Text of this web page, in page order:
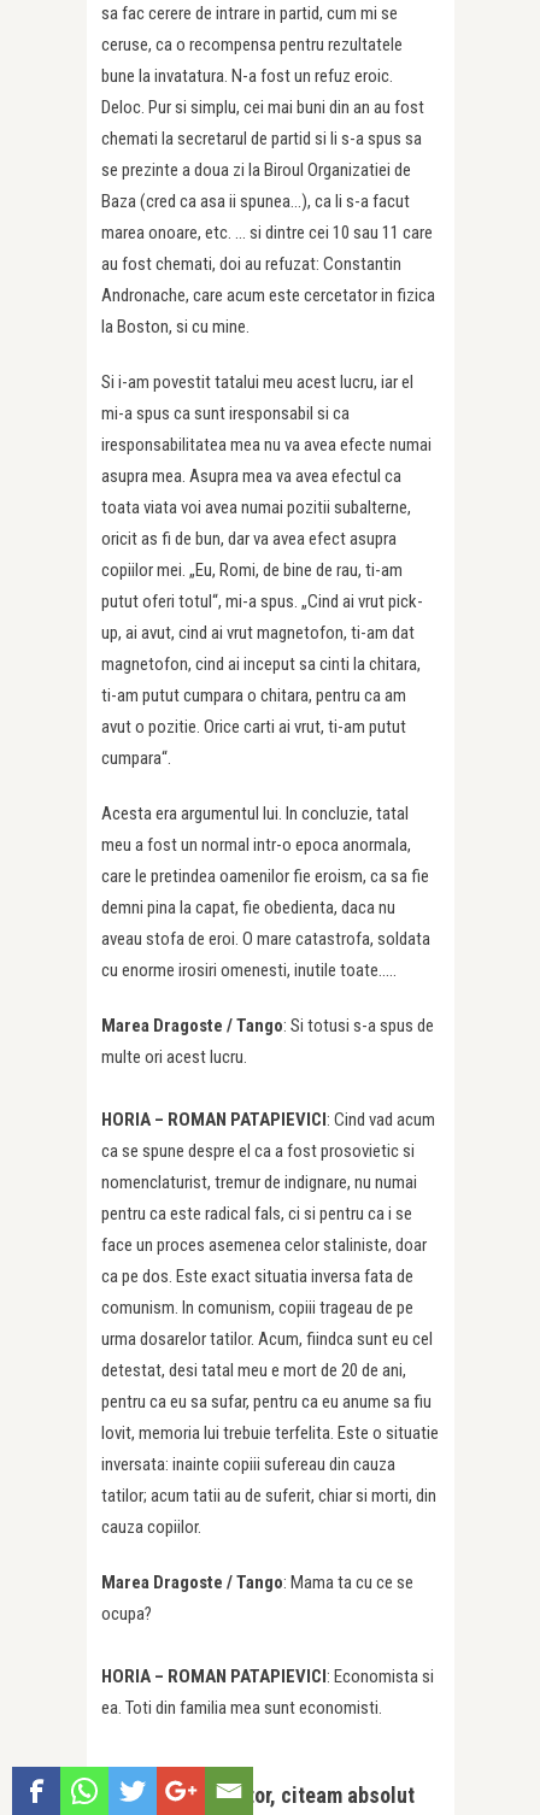
sa fac cerere de intrare in partid, cum mi se
ceruse, ca o recompensa pentru rezultatele
bune la invatatura. N-a fost un refuz eroic.
Deloc. Pur si simplu, cei mai buni din an au fost
chemati la secretarul de partid si li s-a spus sa
se prezinte a doua zi la Biroul Organizatiei de
Baza (cred ca asa ii spunea…), ca li s-a facut
marea onoare, etc. … si dintre cei 10 sau 11 care
au fost chemati, doi au refuzat: Constantin
Andronache, care acum este cercetator in fizica
la Boston, si cu mine.
Si i-am povestit tatalui meu acest lucru, iar el
mi-a spus ca sunt iresponsabil si ca
iresponsabilitatea mea nu va avea efecte numai
asupra mea. Asupra mea va avea efectul ca
toata viata voi avea numai pozitii subalterne,
oricit as fi de bun, dar va avea efect asupra
copiilor mei. „Eu, Romi, de bine de rau, ti-am
putut oferi totul“, mi-a spus. „Cind ai vrut pick-
up, ai avut, cind ai vrut magnetofon, ti-am dat
magnetofon, cind ai inceput sa cinti la chitara,
ti-am putut cumpara o chitara, pentru ca am
avut o pozitie. Orice carti ai vrut, ti-am putut
cumpara“.
Acesta era argumentul lui. In concluzie, tatal
meu a fost un normal intr-o epoca anormala,
care le pretindea oamenilor fie eroism, ca sa fie
demni pina la capat, fie obedienta, daca nu
aveau stofa de eroi. O mare catastrofa, soldata
cu enorme irosiri omenesti, inutile toate…..
Marea Dragoste /Tango: Si totusi s-a spus de
multe ori acest lucru.
HORIA – ROMAN PATAPIEVICI: Cind vad acum
ca se spune despre el ca a fost prosovietic si
nomenclaturist, tremur de indignare, nu numai
pentru ca este radical fals, ci si pentru ca i se
face un proces asemenea celor staliniste, doar
ca pe dos. Este exact situatia inversa fata de
comunism. In comunism, copiii trageau de pe
urma dosarelor tatilor. Acum, fiindca sunt eu cel
detestat, desi tatal meu e mort de 20 de ani,
pentru ca eu sa sufar, pentru ca eu anume sa fiu
lovit, memoria lui trebuie terfelita. Este o situatie
inversata: inainte copiii sufereau din cauza
tatilor; acum tatii au de suferit, chiar si morti, din
cauza copiilor.
Marea Dragoste /Tango: Mama ta cu ce se
ocupa?
HORIA – ROMAN PATAPIEVICI: Economista si
ea. Toti din familia mea sunt economisti.
Imi placea un autor, citeam absolut